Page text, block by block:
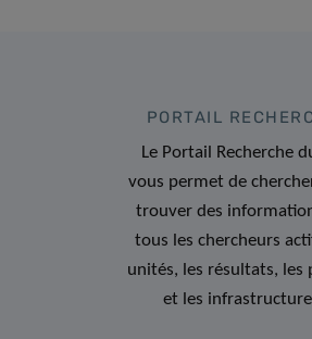
PORTAIL
Le Portail Recherche
vous permet de
trouver des
tous les chercheurs
unités, les résultats, les
et les